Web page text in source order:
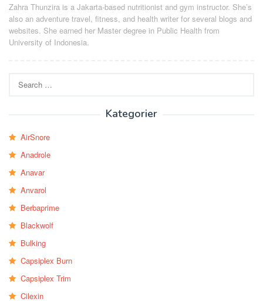
Zahra Thunzira is a Jakarta-based nutritionist and gym instructor. She’s
also an adventure travel, fitness, and health writer for several blogs and
websites. She earned her Master degree in Public Health from
University of Indonesia.
for:
Kategorier
AirSnore
Anadrole
Anavar
Anvarol
Berbaprime
Blackwolf
Bulking
Capsiplex Burn
Capsiplex Trim
Cilexin